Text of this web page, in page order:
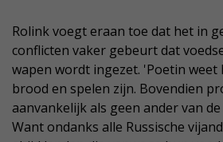
Rolink voegt eraan toe dat het in
conflicten vaker gebeurt dat
wapen wordt ingezet. 'Poetin
brood en spelen zijn. Bovendien
aanvankelijk als geen ander van
Want ondanks alle Russische